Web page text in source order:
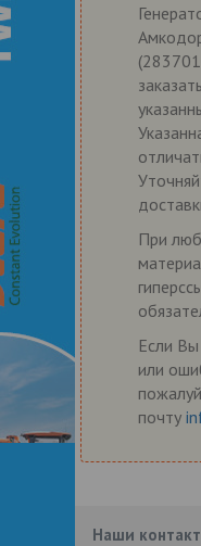
При
Если
или
почту
Наши